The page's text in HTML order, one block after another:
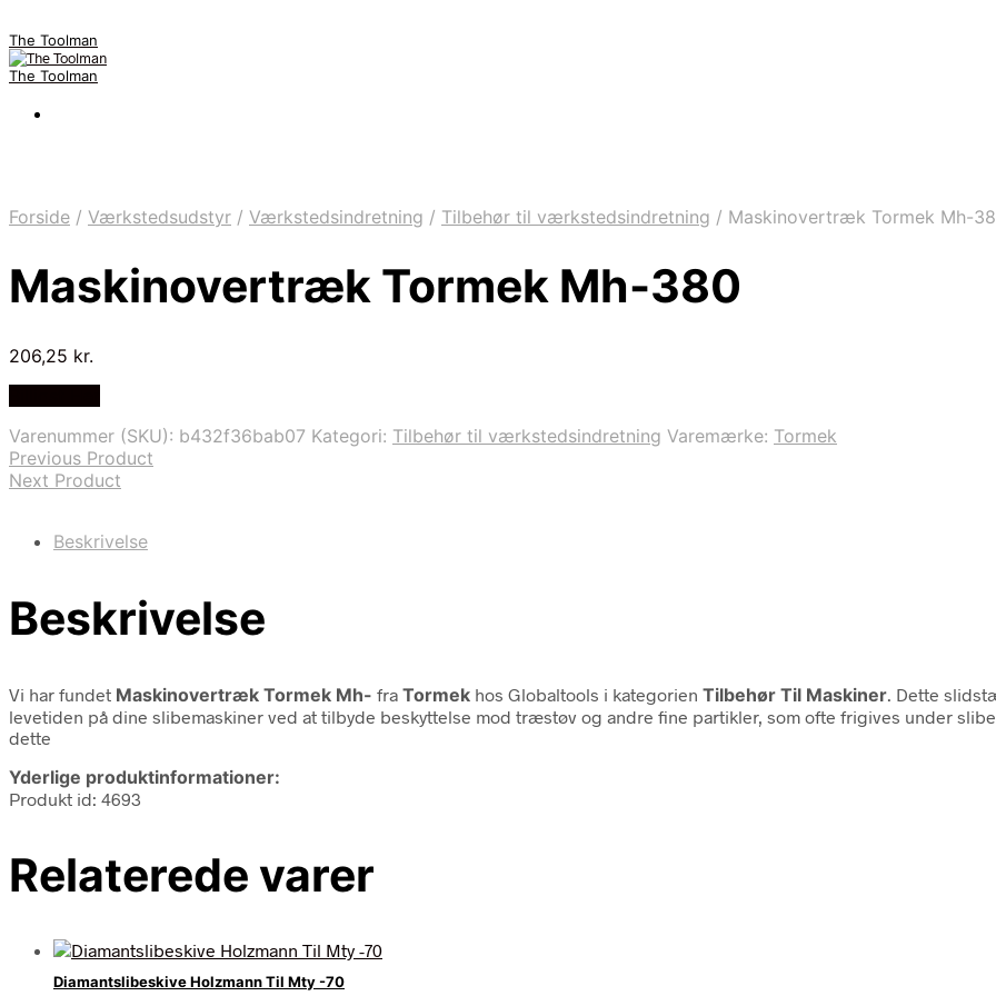
The Toolman
The Toolman
Forside / Værkstedsudstyr / Værkstedsindretning / Tilbehør til værkstedsindretning / Maskinovertræk Tormek Mh-
Maskinovertræk Tormek Mh-380
206,25 kr.
Varenummer (SKU): b432f36bab07 Kategori: Tilbehør til værkstedsindretning Varemærke: Tormek
Previous Product
Next Product
Beskrivelse
Beskrivelse
Vi har fundet Maskinovertræk Tormek Mh- fra Tormek hos Globaltools i kategorien Tilbehør Til Maskiner . Dette
levetiden på dine slibemaskiner ved at tilbyde beskyttelse mod træstøv og andre fine partikler, som ofte frigives under
dette
Yderlige produktinformationer:
Produkt id: 4693
Relaterede varer
Diamantslibeskive Holzmann Til Mty -70